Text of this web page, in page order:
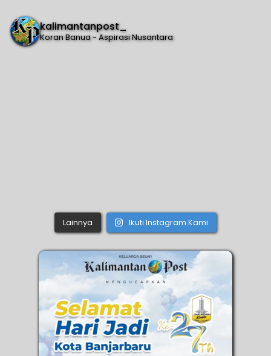
kalimantanpost_
Koran Banua - Aspirasi Nusantara
Lainnya Ikuti Instagram Kami